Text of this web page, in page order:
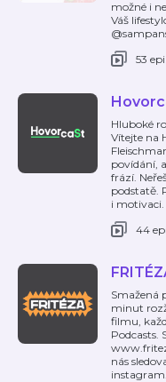
možné i
Váš
53
Hluboké
Vítejte na
povídání,
frází.
podstatě.
i
44
Smažená
minut
filmu,
Podcasts.
nás